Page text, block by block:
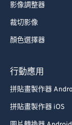
影像調整器
裁切影像
顏色選擇器
行動應用
拼貼畫製作器
拼貼畫製作器 iOS